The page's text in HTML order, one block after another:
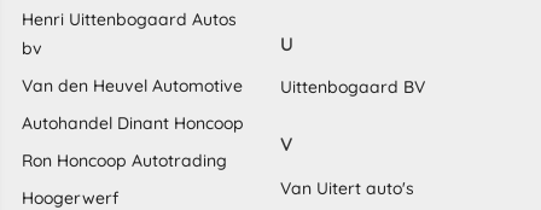
Henri Uittenbogaard Autos
bv
Van den Heuvel Automotive
Autohandel Dinant Honcoop
Ron Honcoop Autotrading
Hoogerwerf
U
Uittenbogaard BV
V
Van Uitert auto's